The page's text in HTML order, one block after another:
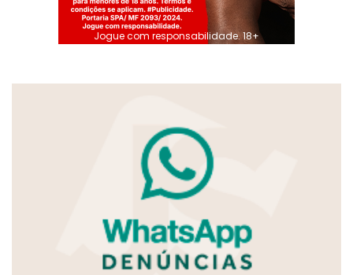
Jogue com responsabilidade. 18+